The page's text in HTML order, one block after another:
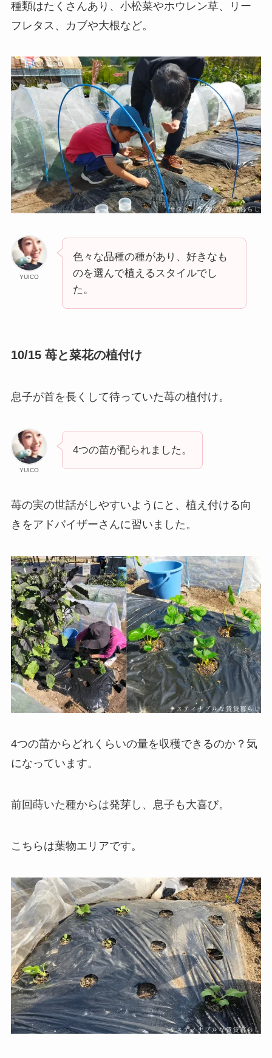
種類はたくさんあり、小松菜やホウレン草、リー
フレタス、カブや大根など。
YUICO
色々な品種の種があり、好きなも
のを選んで植えるスタイルでし
た。
10/15 苺と菜花の植付け
息子が首を長くして待っていた苺の植付け。
YUICO
4つの苗が配られました。
苺の実の世話がしやすいようにと、植え付ける向
きをアドバイザーさんに習いました。
4つの苗からどれくらいの量を収穫できるのか？気
になっています。
前回蒔いた種からは発芽し、息子も大喜び。
こちらは葉物エリアです。